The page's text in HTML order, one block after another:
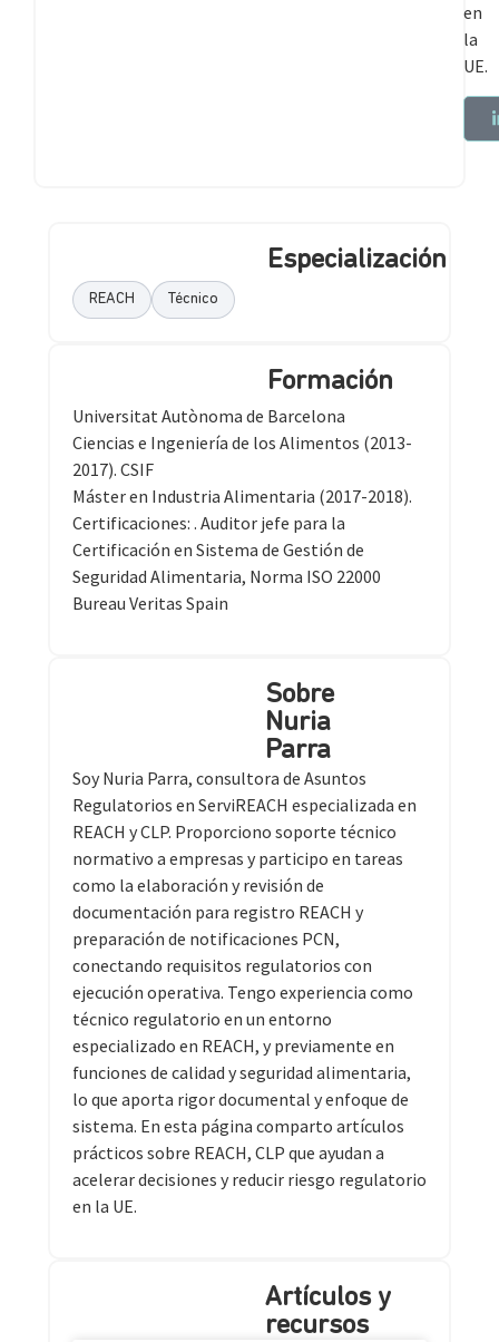
en
la
UE.
Especialización
REACH Técnico
Formación
Universitat Autònoma de Barcelona
Ciencias e Ingeniería de los Alimentos (2013-
2017). CSIF
Máster en Industria Alimentaria (2017-2018).
Certificaciones: . Auditor jefe para la
Certificación en Sistema de Gestión de
Seguridad Alimentaria, Norma ISO 22000
Bureau Veritas Spain
Sobre
Nuria
Parra
Soy Nuria Parra, consultora de Asuntos
Regulatorios en ServiREACH especializada en
REACH y CLP. Proporciono soporte técnico
normativo a empresas y participo en tareas
como la elaboración y revisión de
documentación para registro REACH y
preparación de notificaciones PCN,
conectando requisitos regulatorios con
ejecución operativa. Tengo experiencia como
técnico regulatorio en un entorno
especializado en REACH, y previamente en
funciones de calidad y seguridad alimentaria,
lo que aporta rigor documental y enfoque de
sistema. En esta página comparto artículos
prácticos sobre REACH, CLP que ayudan a
acelerar decisiones y reducir riesgo regulatorio
en la UE.
Artículos y
recursos